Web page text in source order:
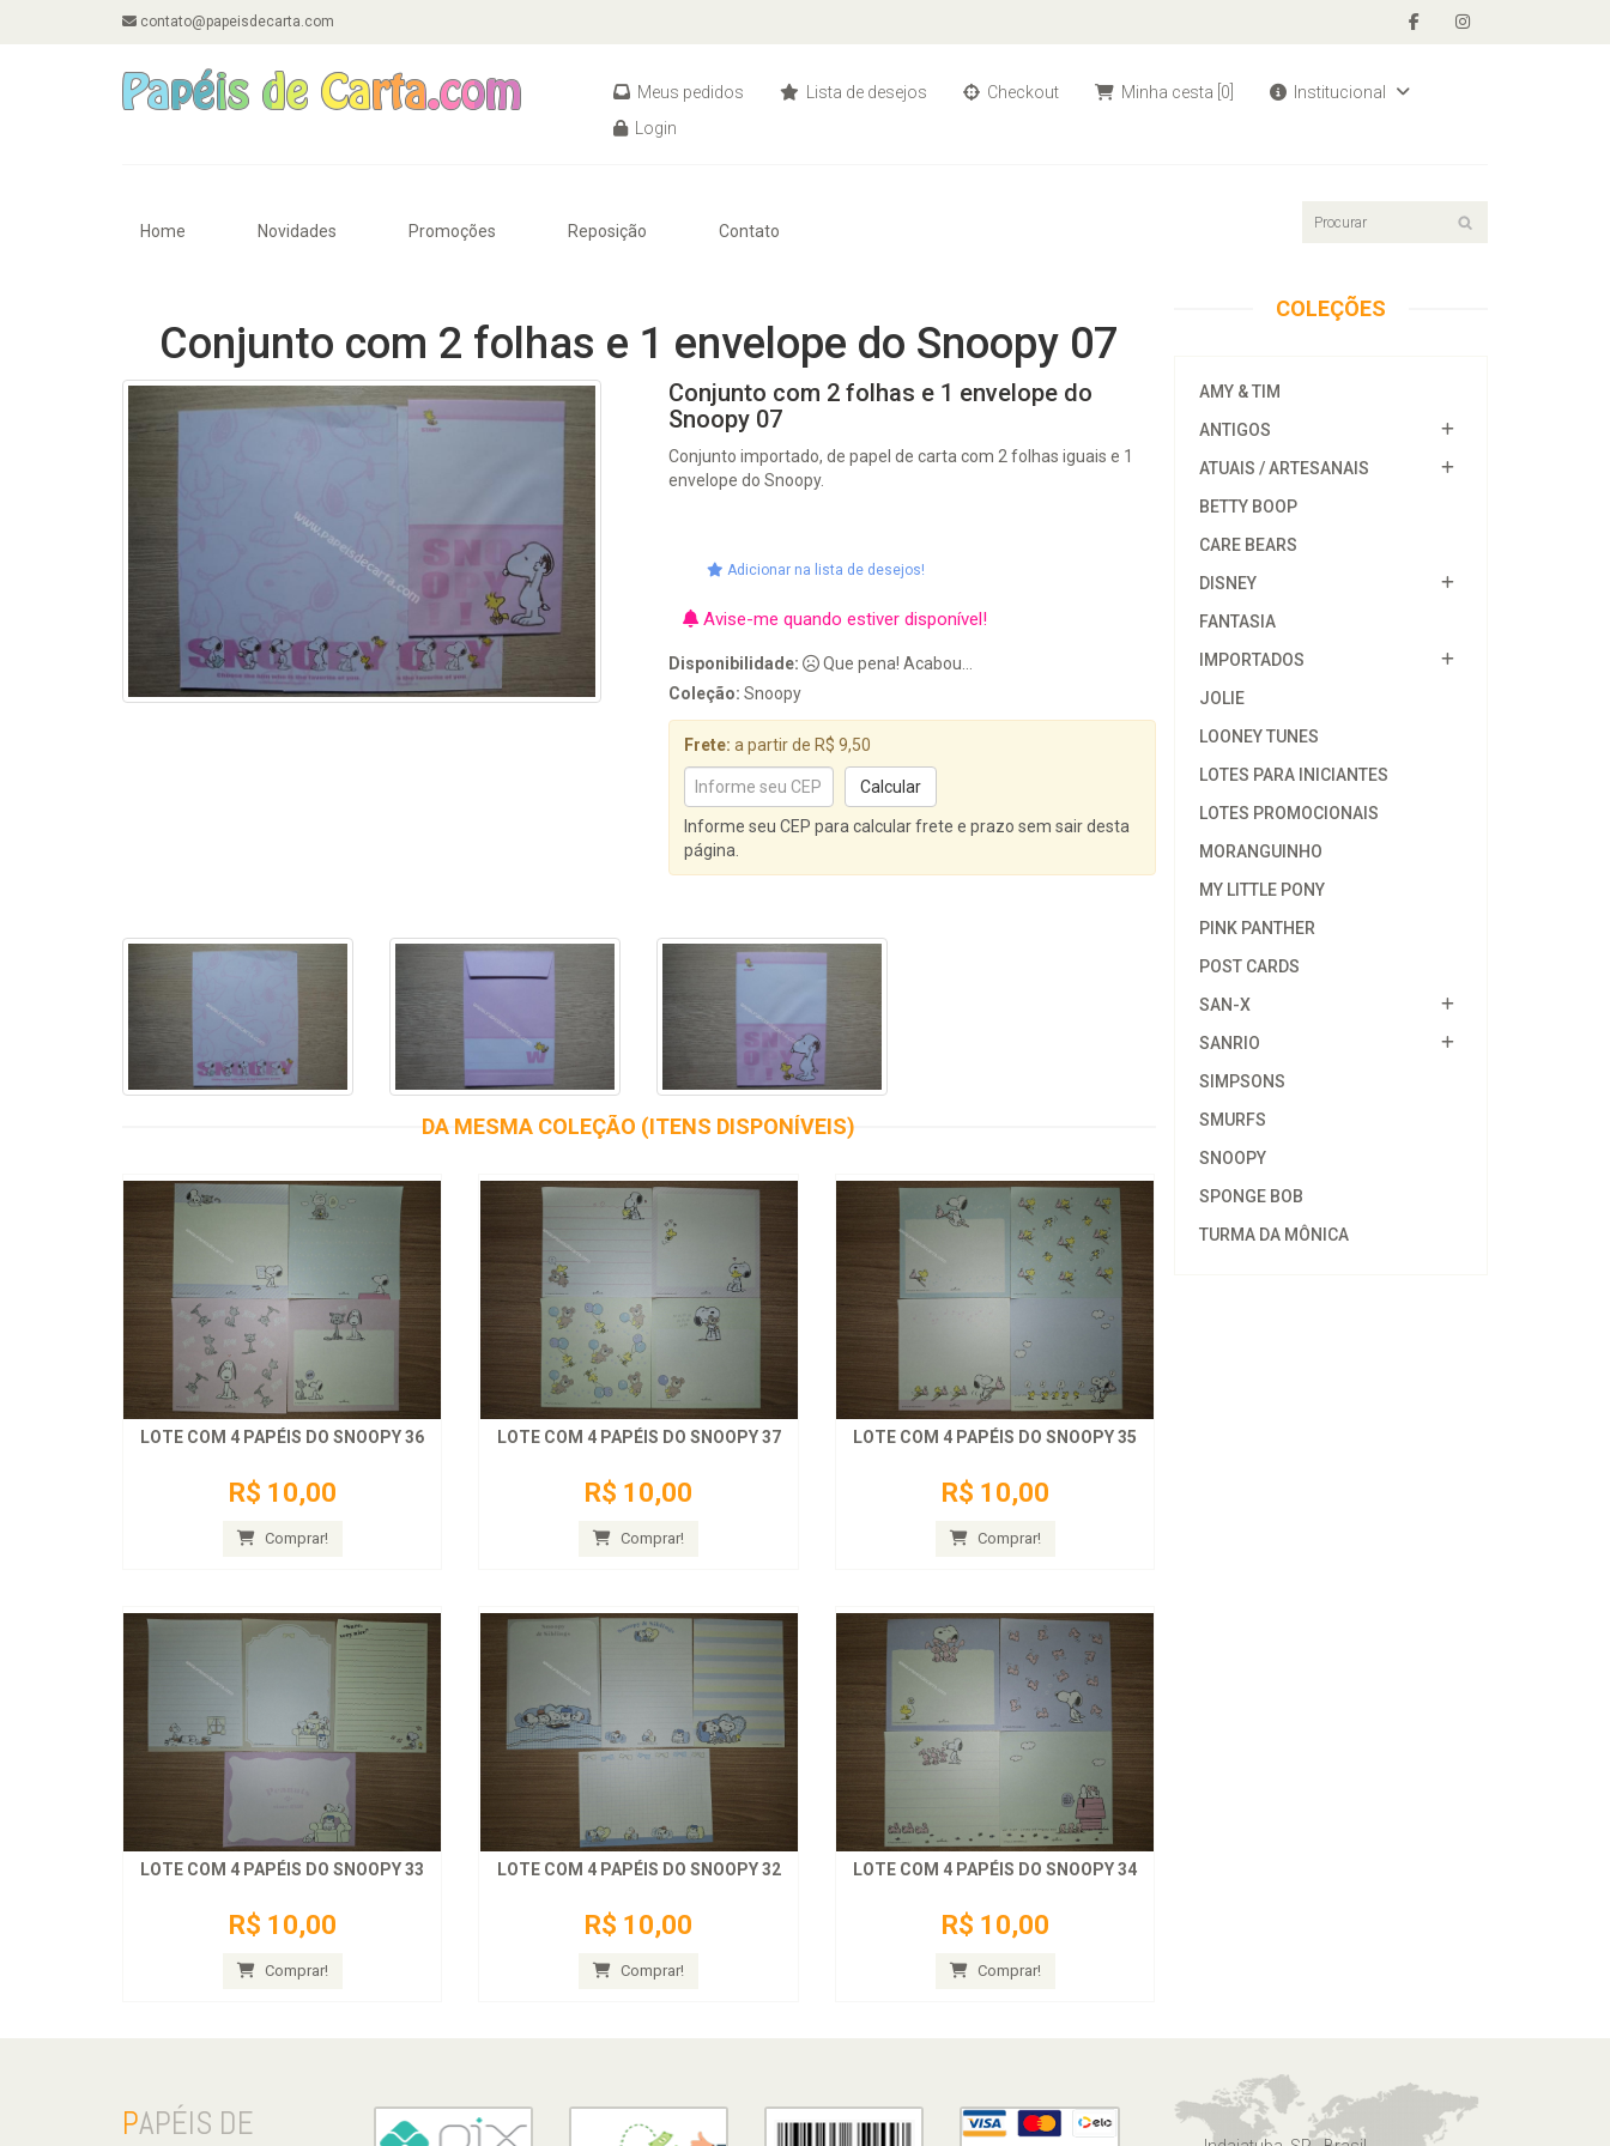
contato@papeisdecarta.com
Meus pedidos Lista de desejos Checkout Minha cesta [0]
Institucional
Login
Home Novidades Promoções Reposição Contato
Conjunto com 2 folhas e 1 envelope do Snoopy 07
Conjunto com 2 folhas e 1 envelope do
Snoopy 07
Conjunto importado, de papel de carta com 2 folhas iguais e 1
envelope do Snoopy.
Adicionar na lista de desejos!
Avise-me quando estiver disponível!
Disponibilidade:
Que pena! Acabou...
Coleção: Snoopy
Frete: a partir de R$ 9,50
Informe seu CEP para calcular frete e prazo sem sair desta
página.
DA MESMA COLEÇÃO (ITENS DISPONÍVEIS)
LOTE COM 4 PAPÉIS DO SNOOPY 36
R$ 10,00
Comprar!
LOTE COM 4 PAPÉIS DO SNOOPY 37
R$ 10,00
Comprar!
LOTE COM 4 PAPÉIS DO SNOOPY 35
R$ 10,00
Comprar!
LOTE COM 4 PAPÉIS DO SNOOPY 33
R$ 10,00
Comprar!
LOTE COM 4 PAPÉIS DO SNOOPY 32
R$ 10,00
Comprar!
LOTE COM 4 PAPÉIS DO SNOOPY 34
R$ 10,00
Comprar!
COLEÇÕES
AMY & TIM
ANTIGOS
ATUAIS / ARTESANAIS
BETTY BOOP
CARE BEARS
DISNEY
FANTASIA
IMPORTADOS
JOLIE
LOONEY TUNES
LOTES PARA INICIANTES
LOTES PROMOCIONAIS
MORANGUINHO
MY LITTLE PONY
PINK PANTHER
POST CARDS
SAN-X
SANRIO
SIMPSONS
SMURFS
SNOOPY
SPONGE BOB
TURMA DA MÔNICA
PAPÉIS DE